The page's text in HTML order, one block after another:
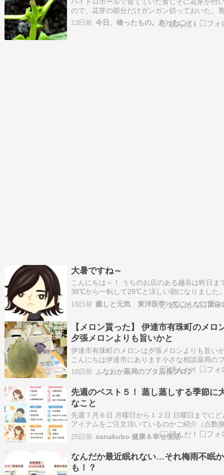
ので、花芽の部分だけガンガン切っておいた。
そは花芽を切ってもどうせ普通の葉っぱはもう
こないんだよな～と思っていたけれども、案の
13日前 今日、喰ったもの。あったこと。
大暑ですね～
こんにちは～！ うちのお店のある越谷は昨日ま
38℃から一転して29℃と涼しい朝になりました
年の夏はこういうサービスデーがたまにあるか
ですね～ 暦の上では７月22日から大暑となり一
ますので陽が下がり陰が上がってきて…
15日前 癒しと元気 東洋医学ってこんなに面白
【メロン貰った】 伊達市有珠町のメロ
夕張メロンよりも旨いかと
伊達市有珠町のメロンは夕張メロンよりも旨い
こんにちは伊達市にあります小さな相談薬局の
店長京野です。 あと数日で食べごろと書いてあ
高のメロンをお客様から頂きました。 先日は移
周年記念と言って「超」大きなスイカまで更に
の豊浦いちごまで。。。 有珠メロンが美味し…
18日前 ふなおか薬局のブタ店長ブログ
先週のベスト５！ 蒸し蒸しする季節に
なこと
先週７月６日 月曜日から１２日 日曜日までにど
アイテムをご注文頂いているのかご紹介（点数
算）それぞれの最新情報などもお伝えしたいと
ています。蒸し暑さMAXな季節台風押し寄せて
の変化に 頭が痛くなったり身体の怠さを感じた
節病って立派な病名まで付くようになっている
25日前 sanakubo 健康＆幸せ生活
なんだか最近眠れない…それ梅雨不眠か
も！？